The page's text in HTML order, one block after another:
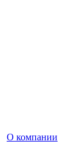
О компании